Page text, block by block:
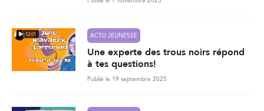
12:01 ACTU JEUNESSE
Une experte des trous noirs répond
à tes questions!
Publié le 19 septembre 2025